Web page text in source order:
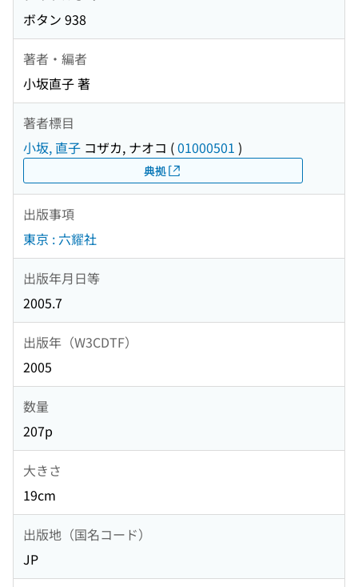
ボタン 938
著者・編者
小坂直子 著
著者標目
小坂, 直子 コザカ, ナオコ (01000501 )
典拠
出版事項
東京 : 六耀社
出版年月日等
2005.7
出版年（W3CDTF）
2005
数量
207p
大きさ
19cm
出版地（国名コード）
JP